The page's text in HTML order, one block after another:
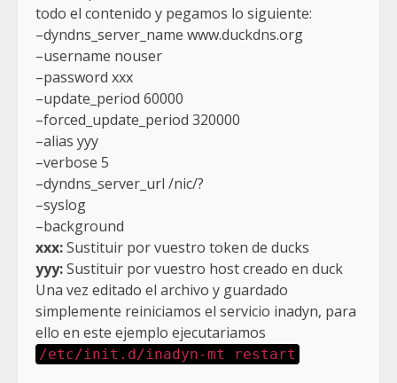
todo el contenido y pegamos lo siguiente:
–dyndns_server_name www.duckdns.org
–username nouser
–password xxx
–update_period 60000
–forced_update_period 320000
–alias yyy
–verbose 5
–dyndns_server_url /nic/?
–syslog
–background
xxx:Sustituir por vuestro token de ducks
yyy:Sustituir por vuestro host creado en duck
Una vez editado el archivo y guardado
simplemente reiniciamos el servicio inadyn, para
ello en este ejemplo ejecutariamos
/etc/init.d/inadyn-mt restart